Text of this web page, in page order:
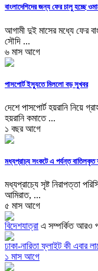
বাংলাদেশিদের জন্য ফের চালু হচ্ছে
আগামী দুই মাসের মধ্যে ফের
সৌদি ...
৬ মাস আগে
পাসপোর্ট ইস্যুতে মিললো বড় সুখবর
দেশে পাসপোর্ট হয়রানি নিয়ে
হয়রানি কমাতে ...
১ বছর আগে
মধ্যপ্রাচ্য সংকটে এ পর্যন্ত বাতিলকৃত
মধ্যপ্রাচ্যে সৃষ্ট নিরাপত্তা
আমিরাত, ...
৫ মাস আগে
বিদেশযাত্রা এ সম্পর্কিত আরও
ঢাকা-নারিতা ফ্লাইট কী এবার
১ মাস আগে